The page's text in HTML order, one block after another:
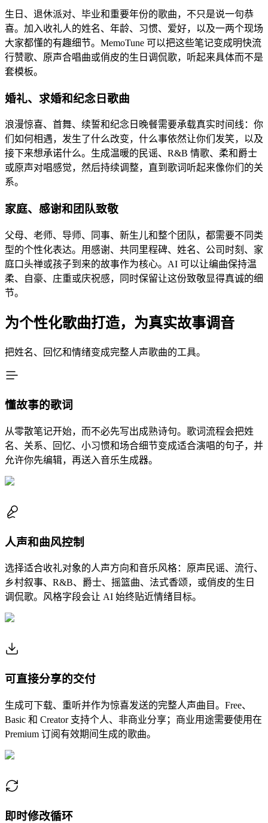
生日、退休派对、毕业和重要年份的歌曲，不只是说一句恭
喜。加入收礼人的姓名、年龄、习惯、爱好，以及一两个现场
大家都懂的有趣细节。MemoTune 可以把这些笔记变成明快流
行赞歌、原声合唱曲或俏皮的生日调侃歌，听起来具体而不是
套模板。
婚礼、求婚和纪念日歌曲
浪漫惊喜、首舞、续誓和纪念日晚餐需要承载真实时间线：你
们如何相遇，发生了什么改变，什么事依然让你们发笑，以及
接下来想承诺什么。生成温暖的民谣、R&B 情歌、柔和爵士
或原声对唱感觉，然后持续调整，直到歌词听起来像你们的关
系。
家庭、感谢和团队致敬
父母、老师、导师、同事、新生儿和整个团队，都需要不同类
型的个性化表达。用感谢、共同里程碑、姓名、公司时刻、家
庭口头禅或孩子到来的故事作为核心。AI 可以让编曲保持温
柔、自豪、庄重或庆祝感，同时保留让这份致敬显得真诚的细
节。
为个性化歌曲打造，为真实故事调音
把姓名、回忆和情绪变成完整人声歌曲的工具。
懂故事的歌词
从零散笔记开始，而不必先写出成熟诗句。歌词流程会把姓
名、关系、回忆、小习惯和场合细节变成适合演唱的句子，并
允许你先编辑，再送入音乐生成器。
人声和曲风控制
选择适合收礼对象的人声方向和音乐风格：原声民谣、流行、
乡村叙事、R&B、爵士、摇篮曲、法式香颂，或俏皮的生日
调侃歌。风格字段会让 AI 始终贴近情绪目标。
可直接分享的交付
生成可下载、重听并作为惊喜发送的完整人声曲目。Free、
Basic 和 Creator 支持个人、非商业分享；商业用途需要使用在
Premium 订阅有效期间生成的歌曲。
即时修改循环